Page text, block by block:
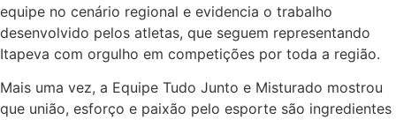
equipe no cenário regional e evidencia o trabalho
desenvolvido pelos atletas, que seguem representando
Itapeva com orgulho em competições por toda a região.
Mais uma vez, a Equipe Tudo Junto e Misturado mostrou
que união, esforço e paixão pelo esporte são ingredientes